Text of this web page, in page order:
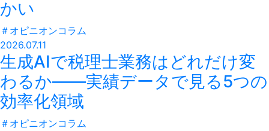
かい
＃ オピニオンコラム
2026.07.11
生成AIで税理士業務はどれだけ変
わるか——実績データで見る5つの
効率化領域
＃ オピニオンコラム